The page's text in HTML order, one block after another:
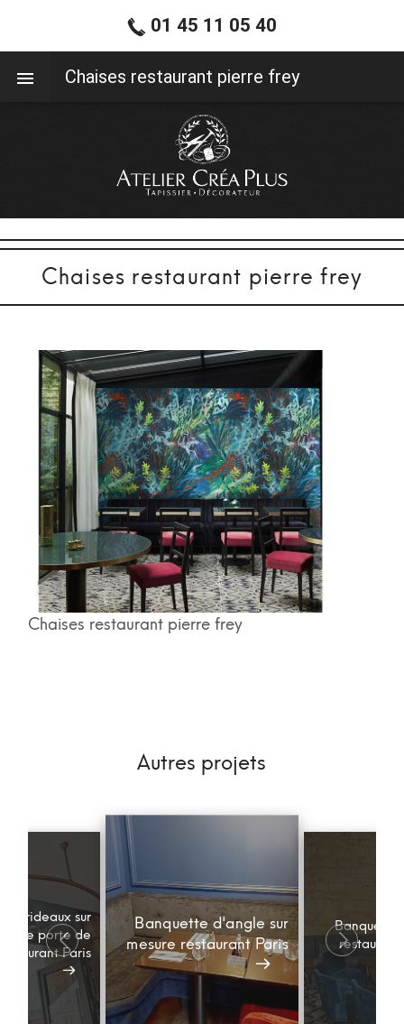
Chaises restaurant pierre frey
Chaises restaurant pierre frey
Autres projets
à rideaux sur
de porte de
Paris
Banquette d'angle sur
mesure restaurant Paris
Banquette
restaurant
01 45 11 05 40
Chaises restaurant pierre frey